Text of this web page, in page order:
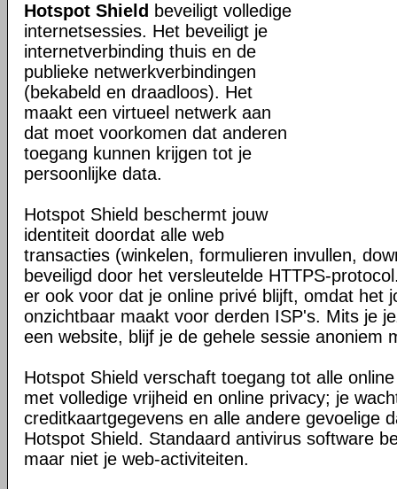
Hotspot Shield beveiligt volledige
internetsessies. Het beveiligt je
internetverbinding thuis en de
publieke netwerkverbindingen
(bekabeld en draadloos). Het
maakt een virtueel netwerk aan
dat moet voorkomen dat anderen
toegang kunnen krijgen tot je
persoonlijke data.
Hotspot Shield beschermt jouw
identiteit doordat alle web
transacties (winkelen, formulieren invullen,
beveiligd door het versleutelde HTTPS-
er ook voor dat je online privé blijft, omdat het
onzichtbaar maakt voor derden ISP's. Mits je
een website, blijf je de gehele sessie anoniem
Hotspot Shield verschaft toegang tot alle
met volledige vrijheid en online privacy; je
creditkaartgegevens en alle andere gevoelige
Hotspot Shield. Standaard antivirus software
maar niet je web-activiteiten.